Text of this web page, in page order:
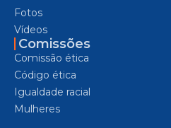
Fotos
Vídeos
Comissões
Comissão ética
Código ética
Igualdade racial
Mulheres